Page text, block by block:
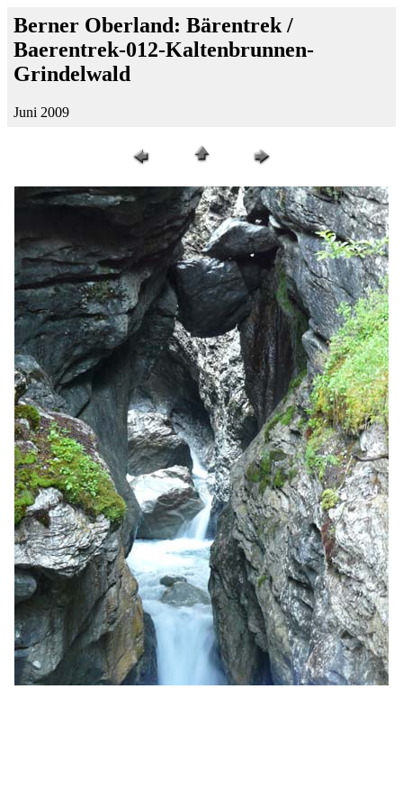
Berner Oberland: Bärentrek /
Baerentrek-012-Kaltenbrunnen-
Grindelwald
Juni 2009